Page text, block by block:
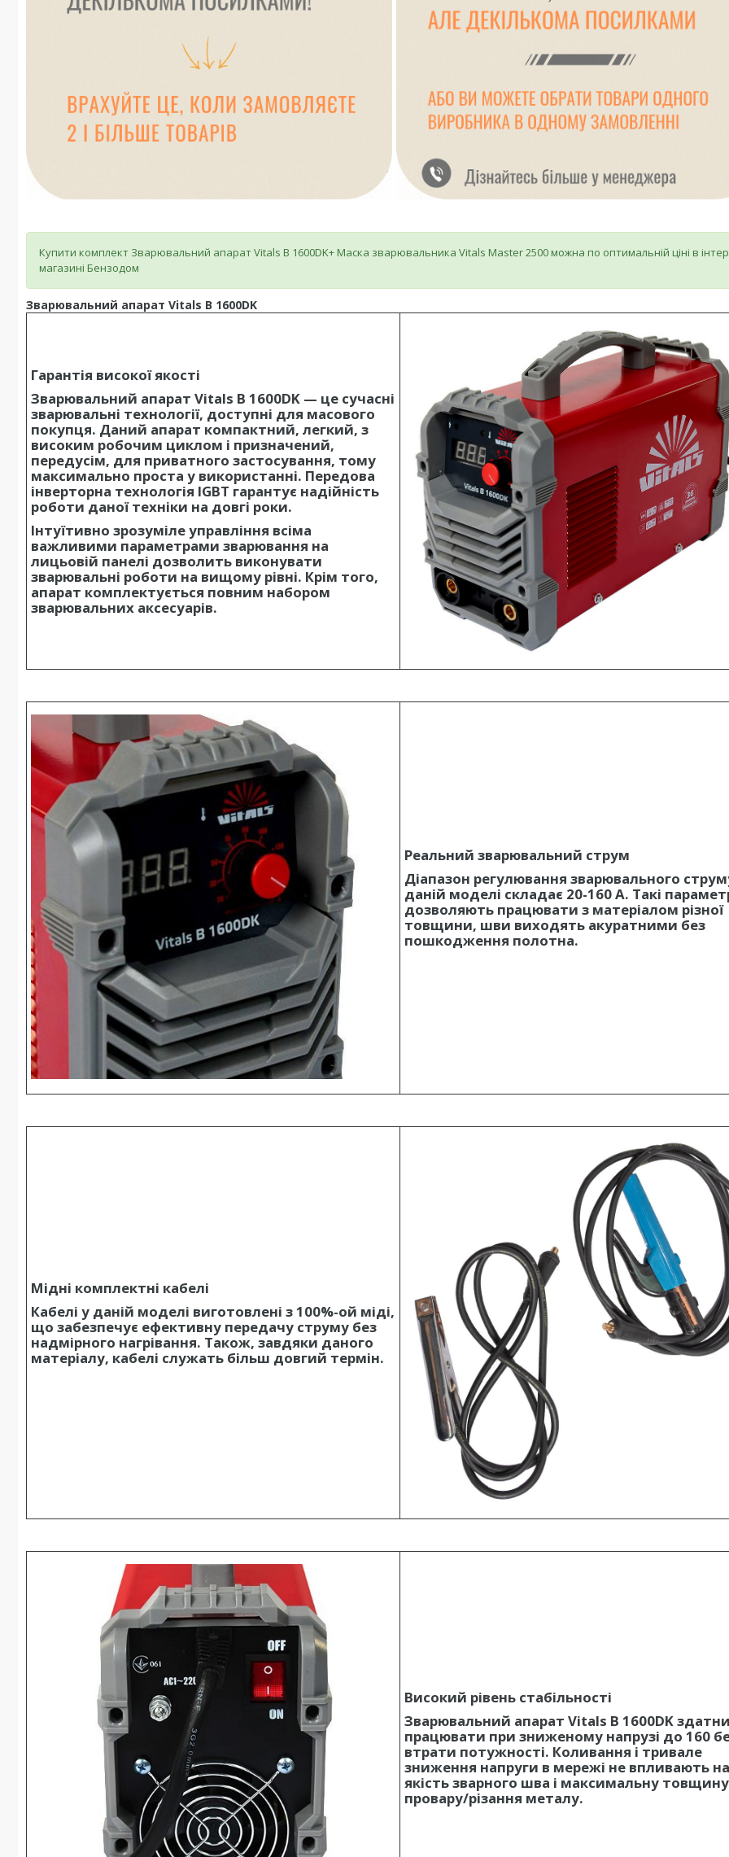
Купити комплект Зварювальний апарат Vitals B 1600DK+ Маска зварювальника Vitals Master 2500 можна по оптимальній ціні в
магазині Бензодом
Зварювальний апарат Vitals B 1600DK
Гарантія високої якості
Зварювальний апарат Vitals B 1600DK — це сучасні
зварювальні технології, доступні для масового
покупця. Даний апарат компактний, легкий, з
високим робочим циклом і призначений,
передусім, для приватного застосування, тому
максимально проста у використанні. Передова
інверторна технологія IGBT гарантує надійність
роботи даної техніки на довгі роки.
Інтуїтивно зрозуміле управління всіма
важливими параметрами зварювання на
лицьовій панелі дозволить виконувати
зварювальні роботи на вищому рівні. Крім того,
апарат комплектується повним набором
зварювальних аксесуарів.
Реальний зварювальний струм
Діапазон регулювання зварювального
даній моделі складає 20-160 А. Такі
дозволяють працювати з матеріалом різної
товщини, шви виходять акуратними без
пошкодження полотна.
Мідні комплектні кабелі
Кабелі у даній моделі виготовлені з 100%-ой міді,
що забезпечує ефективну передачу струму без
надмірного нагрівання. Також, завдяки даного
матеріалу, кабелі служать більш довгий термін.
Високий рівень стабільності
Зварювальний апарат Vitals B 1600DK
працювати при зниженому напрузі до 160
втрати потужності. Коливання і тривале
зниження напруги в мережі не впливають на
якість зварного шва і максимальну товщину
провару/різання металу.